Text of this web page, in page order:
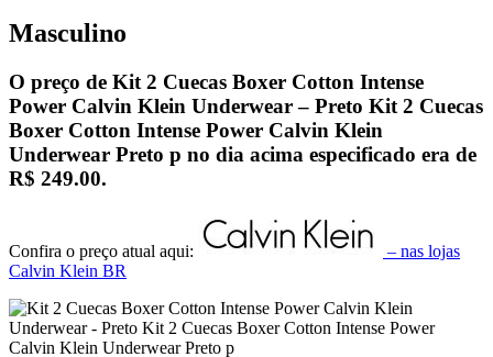
Masculino
O preço de Kit 2 Cuecas Boxer Cotton Intense
Power Calvin Klein Underwear – Preto Kit 2 Cuecas
Boxer Cotton Intense Power Calvin Klein
Underwear Preto p no dia acima especificado era de
R$ 249.00.
Confira o preço atual aqui:
– nas lojas
Calvin Klein BR